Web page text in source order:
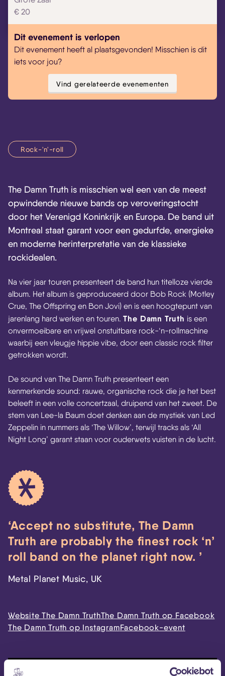
€ 20
Dit evenement is verlopen
Dit evenement heeft al plaatsgevonden! Misschien is dit
iets voor jou?
Vind gerelateerde evenementen
Rock-'n'-roll
The Damn Truth is misschien wel een van de meest
opwindende nieuwe bands op veroveringstocht
door het Verenigd Koninkrijk en Europa. De band uit
Montreal staat garant voor een gedurfde, energieke
en moderne herinterpretatie van de klassieke
rockidealen.
Na vier jaar touren presenteert de band hun titelloze vierde
album. Het album is geproduceerd door Bob Rock (Motley
Crue, The Offspring en Bon Jovi) en is een hoogtepunt van
jarenlang hard werken en touren. The Damn Truth is een
onvermoeibare en vrijwel onstuitbare rock-‘n-rollmachine
waarbij een vleugje hippie vibe, door een classic rock filter
getrokken wordt.
De sound van The Damn Truth presenteert een
kenmerkende sound: rauwe, organische rock die je het best
beleeft in een volle concertzaal, druipend van het zweet. De
stem van Lee-la Baum doet denken aan de mystiek van Led
Zeppelin in nummers als ‘The Willow’, terwijl tracks als ‘All
Night Long’ garant staan voor ouderwets vuisten in de lucht.
Accept no substitute, The Damn
Truth are probably the finest rock ‘n’
roll band on the planet right now.
Metal Planet Music, UK
Website The Damn TruthThe Damn Truth op Facebook
The Damn Truth op InstagramFacebook-event